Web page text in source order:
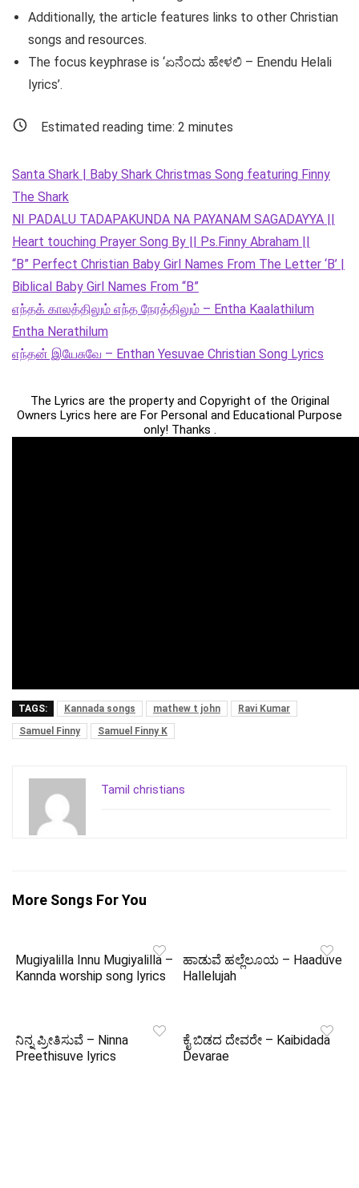
Additionally, the article features links to other Christian
songs and resources.
The focus keyphrase is ‘ಏನೆಂದು ಹೇಳಲಿ – Enendu Helali
lyrics’.
Estimated reading time: 2 minutes
Santa Shark | Baby Shark Christmas Song featuring Finny
The Shark
NI PADALU TADAPAKUNDA NA PAYANAM SAGADAYYA ||
Heart touching Prayer Song By || Ps.Finny Abraham ||
“B” Perfect Christian Baby Girl Names From The Letter ‘B’ |
Biblical Baby Girl Names From “B”
எந்தக் காலத்திலும் எந்த நேரத்திலும் – Entha Kaalathilum
Entha Nerathilum
எந்தன் இயேசுவே – Enthan Yesuvae Christian Song Lyrics
The Lyrics are the property and Copyright of the Original
Owners Lyrics here are For Personal and Educational Purpose
only! Thanks .
TAGS: Kannada songs mathew t john
Ravi Kumar
Samuel Finny
Samuel Finny K
Tamil christians
More Songs For You
Mugiyalilla Innu Mugiyalilla –
Kannda worship song lyrics
ಹಾಡುವೆ ಹಲ್ಲೆಲೂಯ – Haaduve
Hallelujah
ನಿನ್ನ ಪ್ರೀತಿಸುವೆ – Ninna
Preethisuve lyrics
ಕೈ ಬಿಡದ ದೇವರೇ – Kaibidada
Devarae